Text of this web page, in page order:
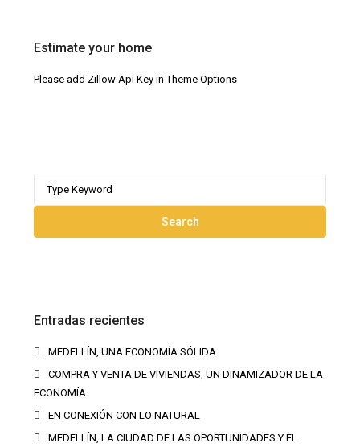
Estimate your home
Please add Zillow Api Key in Theme Options
Search
Entradas recientes
MEDELLÍN, UNA ECONOMÍA SÓLIDA
COMPRA Y VENTA DE VIVIENDAS, UN DINAMIZADOR DE LA
ECONOMÍA
EN CONEXIÓN CON LO NATURAL
MEDELLÍN, LA CIUDAD DE LAS OPORTUNIDADES Y EL